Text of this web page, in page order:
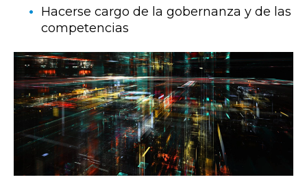
Hacerse cargo de la gobernanza y de las
competencias